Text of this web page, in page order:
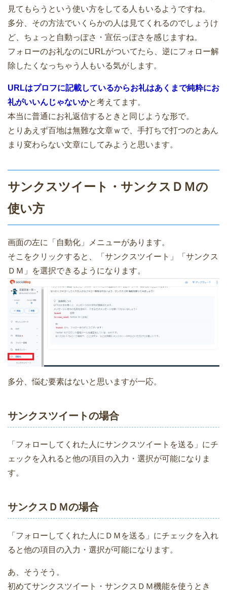
見てもらうという使い方をしてる人もいるようですね。
多分、その方法でいくらかの人は見てくれるのでしょうけ
ど、ちょっと自動っぽさ・宣伝っぽさを感じますね。
フォローのお礼なのにURLがついてたら、逆にフォロー解
除したくなっちゃう人もいる気がします。
URLはプロフに記載しているからお礼はあくまで純粋にお
礼がいいんじゃないかと考えてます。
本当に普通にお礼返信するときと同じような形で。
とりあえず百地は無難な文章ｗで、手打ちで打つのとあん
まり変わらない文章にしてみようと思います。
サンクスツイート・サンクスＤＭの
使い方
画面の左に「自動化」メニューがあります。
そこをクリックすると、「サンクスツイート」「サンクス
ＤＭ」を選択できるようになります。
多分、悩む要素はないと思いますが一応。
サンクスツイートの場合
「フォローしてくれた人にサンクスツイートを送る」にチ
ェックを入れると他の項目の入力・選択が可能になりま
す。
サンクスＤＭの場合
「フォローしてくれた人にＤＭを送る」にチェックを入れ
ると他の項目の入力・選択が可能になります。
あ、そうそう。
初めてサンクスツイート・サンクスＤＭ機能を使うとき